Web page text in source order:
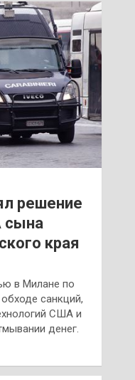
решение
сына
края
в Милане по
санкций,
США и
денег.